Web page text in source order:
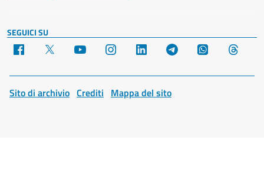
SEGUICI SU
Facebook YouTube Instagram LinkedIn Telegram WhatsApp
Sito di archivio Crediti Mappa del sito